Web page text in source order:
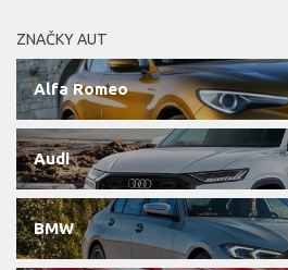
ZNAČKY AUT
Alfa Romeo
Audi
BMW